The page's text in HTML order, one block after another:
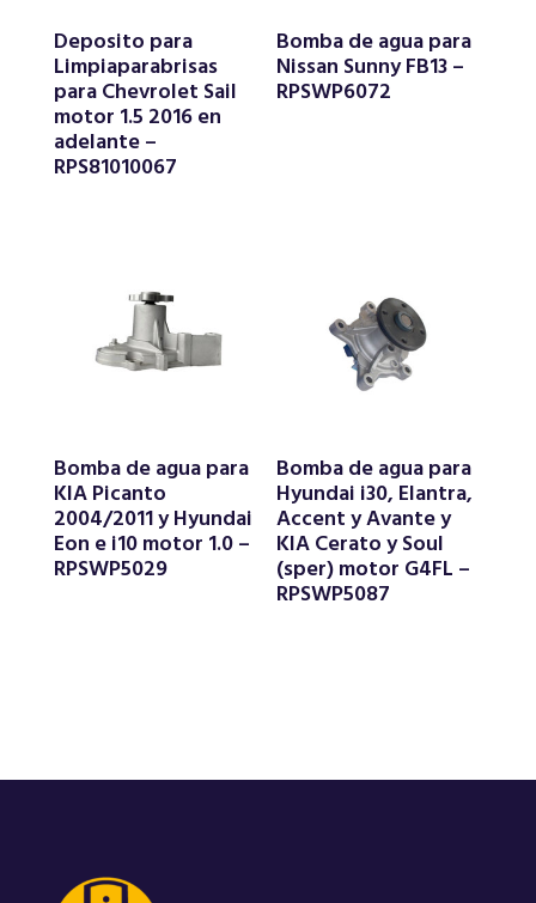
Deposito para
Limpiaparabrisas
para Chevrolet Sail
motor 1.5 2016 en
adelante –
RPS81010067
Bomba de agua para
Nissan Sunny FB13 –
RPSWP6072
Bomba de agua para
KIA Picanto
2004/2011 y Hyundai
Eon e i10 motor 1.0 –
RPSWP5029
Bomba de agua para
Hyundai i30, Elantra,
Accent y Avante y
KIA Cerato y Soul
(sper) motor G4FL –
RPSWP5087